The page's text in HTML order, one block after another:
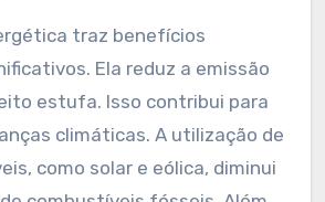
internacionais.
os benefícios
da transição